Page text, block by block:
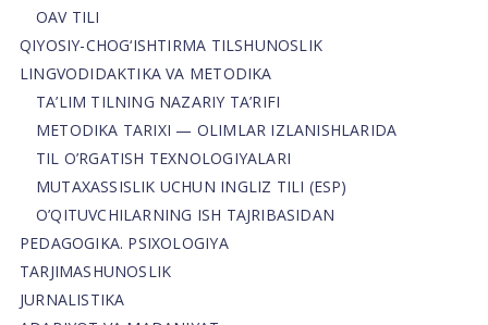
OAV TILI
QIYOSIY-CHOG‘ISHTIRMA TILSHUNOSLIK
LINGVODIDAKTIKA VA METODIKA
TA’LIM TILNING NAZARIY TA’RIFI
METODIKA TARIXI — OLIMLAR IZLANISHLARIDA
TIL O’RGATISH TEXNOLOGIYALARI
MUTAXASSISLIK UCHUN INGLIZ TILI (ESP)
O’QITUVCHILARNING ISH TAJRIBASIDAN
PEDAGOGIKA. PSIXOLOGIYA
TARJIMASHUNOSLIK
JURNALISTIKA